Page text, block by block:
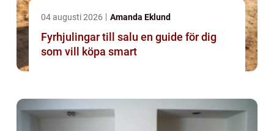
04 augusti 2026 Amanda Eklund
Fyrhjulingar till salu en guide för dig
som vill köpa smart